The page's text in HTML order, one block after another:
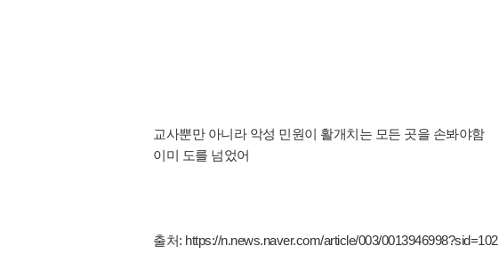
교사뿐만 아니라 악성 민원이 활개치는 모든 곳을 손봐야함
이미 도를 넘었어
출처: https://n.news.naver.com/article/003/0013946998?sid=102